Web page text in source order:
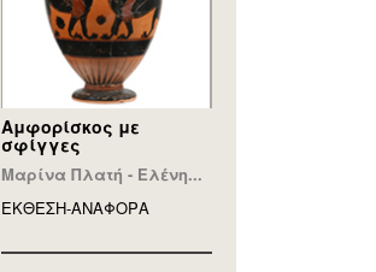
Αμφορίσκος με
σφίγγες
Μαρίνα Πλατή - Ελένη...
ΕΚΘΕΣΗ-ΑΝΑΦΟΡA